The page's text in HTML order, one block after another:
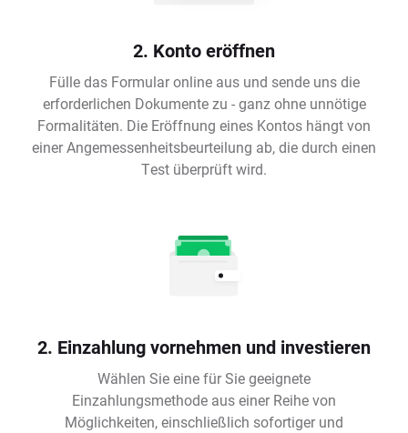
2. Konto eröffnen
Fülle das Formular online aus und sende uns die
erforderlichen Dokumente zu - ganz ohne unnötige
Formalitäten. Die Eröffnung eines Kontos hängt von
einer Angemessenheitsbeurteilung ab, die durch einen
Test überprüft wird.
2. Einzahlung vornehmen und investieren
Wählen Sie eine für Sie geeignete
Einzahlungsmethode aus einer Reihe von
Möglichkeiten, einschließlich sofortiger und